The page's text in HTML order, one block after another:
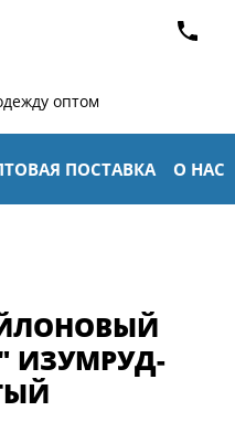
оптом
ПОСТАВКА О НАС
ИЗУМРУД-